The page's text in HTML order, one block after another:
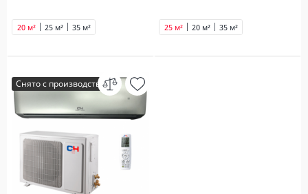
20 м² 25 м² 35 м² 20 м²
25 м² 35 м²
Снято с производства